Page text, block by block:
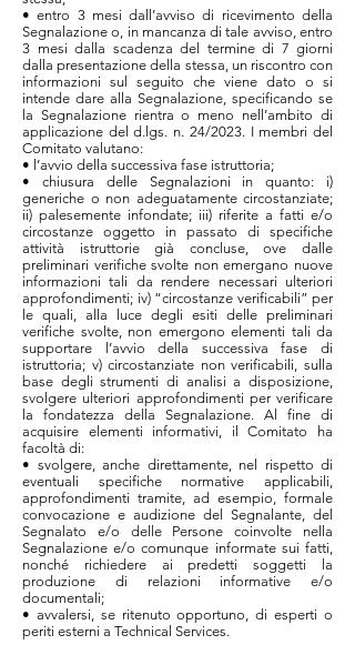
• entro 3 mesi dall’avviso di ricevimento della
Segnalazione o, in mancanza di tale avviso, entro
3 mesi dalla scadenza del termine di 7 giorni
dalla presentazione della stessa, un riscontro con
informazioni sul seguito che viene dato o si
intende dare alla Segnalazione, specificando se
la Segnalazione rientra o meno nell’ambito di
applicazione del d.lgs. n. 24/2023. I membri del
Comitato valutano:
• l’avvio della successiva fase istruttoria;
• chiusura delle Segnalazioni in quanto: i)
generiche o non adeguatamente circostanziate;
ii) palesemente infondate; iii) riferite a fatti e/o
circostanze oggetto in passato di specifiche
attività istruttorie già concluse, ove dalle
preliminari verifiche svolte non emergano nuove
informazioni tali da rendere necessari ulteriori
approfondimenti; iv) “circostanze verificabili” per
le quali, alla luce degli esiti delle preliminari
verifiche svolte, non emergono elementi tali da
supportare l’avvio della successiva fase di
istruttoria; v) circostanziate non verificabili, sulla
base degli strumenti di analisi a disposizione,
svolgere ulteriori approfondimenti per verificare
la fondatezza della Segnalazione. Al fine di
acquisire elementi informativi, il Comitato ha
facoltà di:
• svolgere, anche direttamente, nel rispetto di
eventuali specifiche normative applicabili,
approfondimenti tramite, ad esempio, formale
convocazione e audizione del Segnalante, del
Segnalato e/o delle Persone coinvolte nella
Segnalazione e/o comunque informate sui fatti,
nonché richiedere ai predetti soggetti la
produzione di relazioni informative e/o
documentali;
• avvalersi, se ritenuto opportuno, di esperti o
periti esterni a Technical Services.